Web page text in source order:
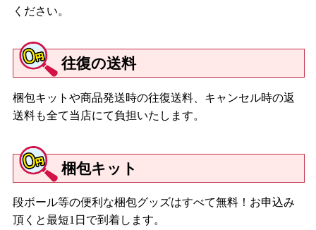
ください。
往復の送料
梱包キットや商品発送時の往復送料、キャンセル時の返
送料も全て当店にて負担いたします。
梱包キット
段ボール等の便利な梱包グッズはすべて無料！お申込み
頂くと最短1日で到着します。